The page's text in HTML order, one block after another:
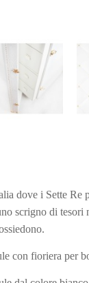
dove i Sette
scrigno di tesori
con fioriera per